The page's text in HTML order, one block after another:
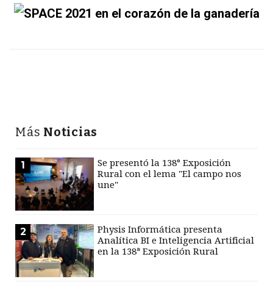
Más Noticias
1
Se presentó la 138° Exposición
Rural con el lema "El campo nos
une"
2
Physis Informática presenta
Analítica BI e Inteligencia Artificial
en la 138ª Exposición Rural